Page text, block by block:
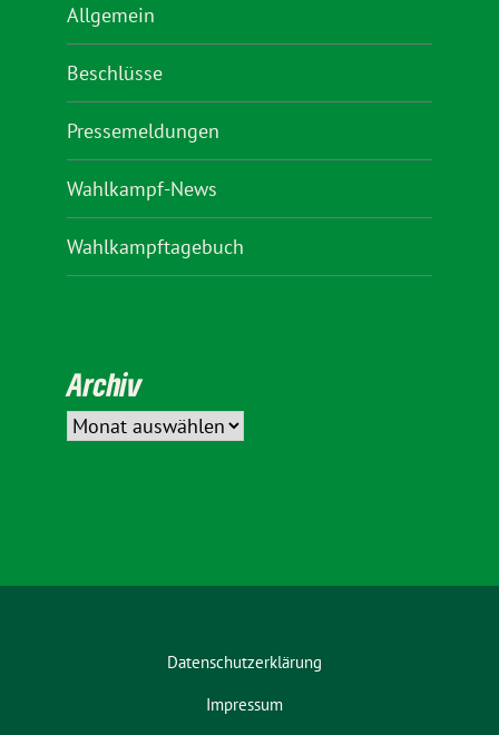
Allgemein
Beschlüsse
Pressemeldungen
Wahlkampf-News
Wahlkampftagebuch
Archiv
Datenschutzerklärung
Impressum